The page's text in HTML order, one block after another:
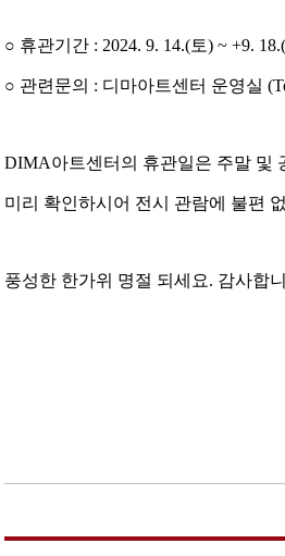
○ 휴관기간 : 2024. 9. 14.(토) ~ +9.
○ 관련문의 : 디마아트센터 운영실
DIMA아트센터의 휴관일은 주말 및
미리 확인하시어 전시 관람에 불편
풍성한 한가위 명절 되세요. 감사합